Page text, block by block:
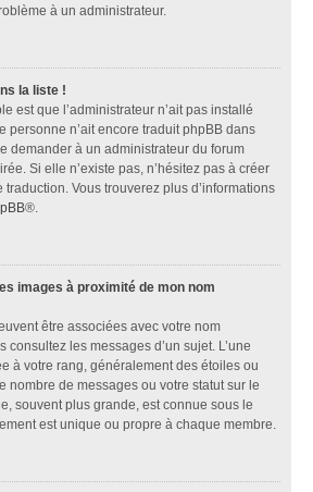
à un administrateur.
la liste !
est que l’administrateur n’ait pas installé
personne n’ait encore traduit phpBB dans
demander à un administrateur du forum
Si elle n’existe pas, n’hésitez pas à créer
Vous trouverez plus d’informations
®.
images à proximité de mon nom
être associées avec votre nom
consultez les messages d’un sujet. L’une
à votre rang, généralement des étoiles ou
nombre de messages ou votre statut sur le
souvent plus grande, est connue sous le
est unique ou propre à chaque membre.